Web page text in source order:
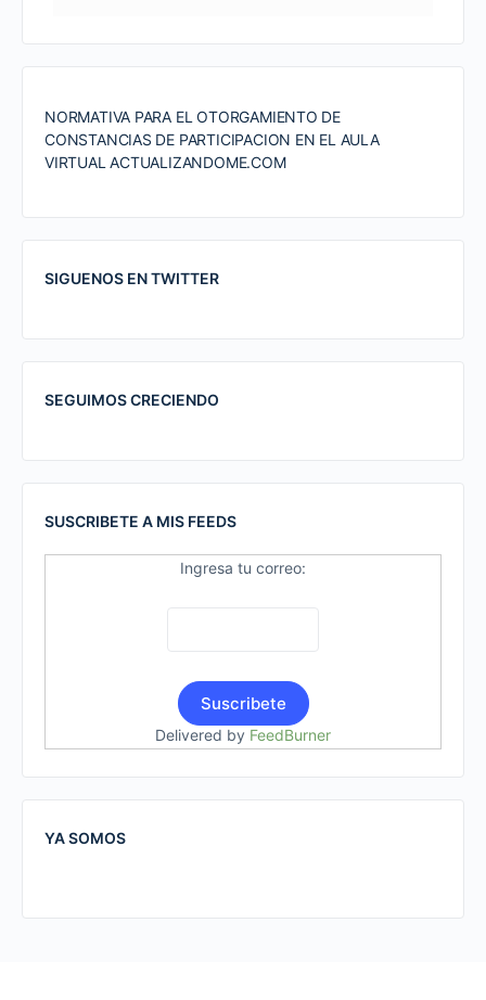
NORMATIVA PARA EL OTORGAMIENTO DE
CONSTANCIAS DE PARTICIPACION EN EL AULA
VIRTUAL ACTUALIZANDOME.COM
SIGUENOS EN TWITTER
SEGUIMOS CRECIENDO
SUSCRIBETE A MIS FEEDS
Ingresa tu correo:
Delivered by FeedBurner
YA SOMOS